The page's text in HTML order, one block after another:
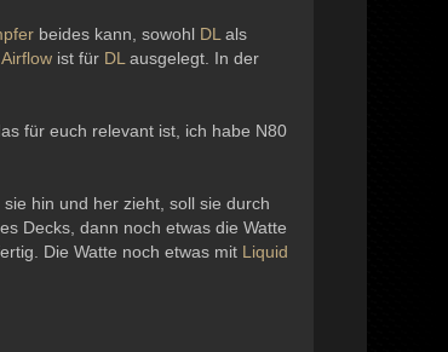
beides kann, sowohl DL als
Airflow ist für DL ausgelegt. In der
für euch relevant ist, ich habe N80
hin und her zieht, soll sie durch
Decks, dann noch etwas die Watte
Die Watte noch etwas mit Liquid